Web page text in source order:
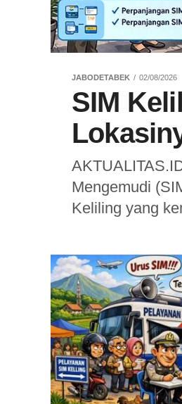
JABODETABEK 02/08/2026
SIM
Mengemudi
Keliling yang